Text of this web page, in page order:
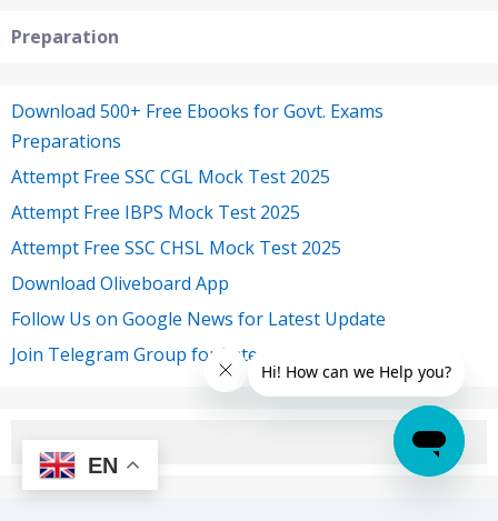
Preparation
Download 500+ Free Ebooks for Govt. Exams
Preparations
Attempt Free SSC CGL Mock Test 2025
Attempt Free IBPS Mock Test 2025
Attempt Free SSC CHSL Mock Test 2025
Download Oliveboard App
Follow Us on Google News for Latest Update
Join Telegram Group for Latest Govt Jobs Update
EN